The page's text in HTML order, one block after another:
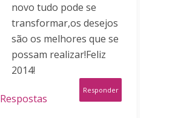
novo tudo pode se
transformar,os desejos
são os melhores que se
possam realizar!Feliz
2014!
Responder
Respostas